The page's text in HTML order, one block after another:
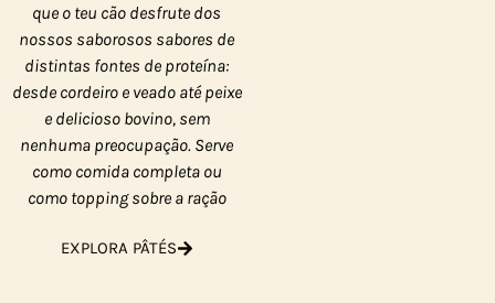
que o teu cão desfrute dos
nossos saborosos sabores de
distintas fontes de proteína:
desde cordeiro e veado até peixe
e delicioso bovino, sem
nenhuma preocupação. Serve
como comida completa ou
como topping sobre a ração
EXPLORA PÂTÉS